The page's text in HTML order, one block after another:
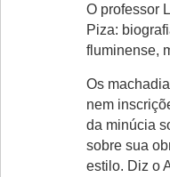
O professor
Piza:
fluminense,
Os
nem
da minúcia
sobre sua
estilo. Diz o